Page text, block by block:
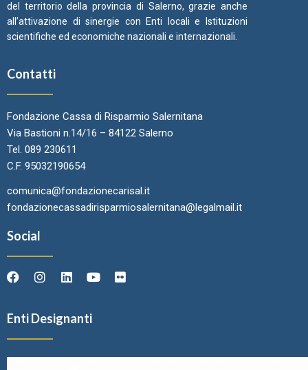
del territorio della provincia di Salerno, grazie anche
all’attivazione di sinergie con Enti locali e Istituzioni
scientifiche ed economiche nazionali e internazionali.
Contatti
Fondazione Cassa di Risparmio Salernitana
Via Bastioni n.14/16 – 84122 Salerno
Tel. 089 230611
C.F. 95032190654
comunica@fondazionecarisal.it
fondazionecassadirisparmiosalernitana@legalmail.it
Social
Enti Designanti